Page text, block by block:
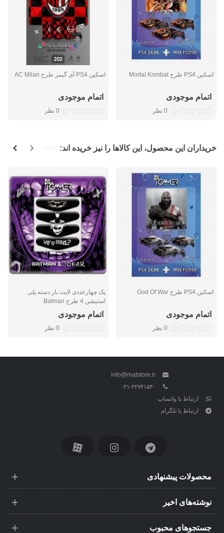
اسکین PS4 طرح Mortal Kombat
اتمام موجودی
0 نظر
اسکین PS4 آی گیمر طرح AC Milan
اتمام موجودی
0 نظر
خریداران این محصول، این کالاها را نیز خریده اند:
اسکین PS4 طرح God Of War
اتمام موجودی
0 نظر
پک چهارعددی لایت بار دسته پلی
استیشن 4 طرح Batman
اتمام موجودی
0 نظر
info@matstore.ir
۰۲۱-۲۲۷۴۱۵۳۰
ارتباط با واتساپ
ارتباط با تلگرام
محصولات پیشنهادی
نوشته‌های اخیر
جستجوهای محبوب